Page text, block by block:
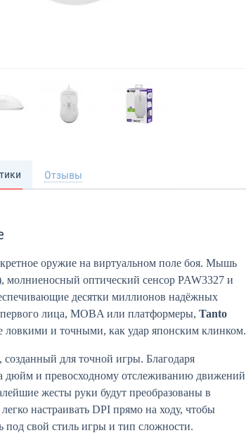
Отзывы
оружие на виртуальном поле боя. Мышь
молниеносный оптический сенсор PAW3327 и
десятки миллионов надёжных
лица, MOBA или платформеры, Tanto
ловкими и точными, как удар японским клинком.
для точной игры. Благодаря
дюйм и превосходному отслеживанию движений
жесты руки будут преобразованы в
настраивать DPI прямо на ходу, чтобы
под свой стиль игры и тип сложности.